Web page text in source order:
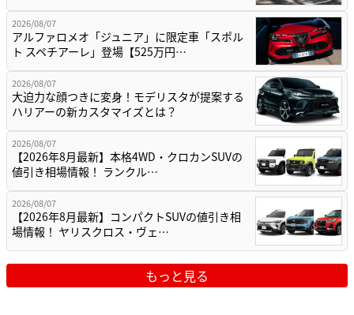
2026/08/07
アルファロメオ「ジュニア」に限定車「スポル
ト スペチアーレ」登場【525万円…
2026/08/07
大迫力な顔つきに変身！モデリスタが提案する
ハリアーの新カスタマイズとは？
2026/08/07
【2026年8月最新】本格4WD・クロカンSUVの
値引き相場情報！ ランクル…
2026/08/07
【2026年8月最新】コンパクトSUVの値引き相
場情報！ ヤリスクロス・ヴェ…
もっと見る